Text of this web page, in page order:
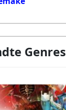
Genres